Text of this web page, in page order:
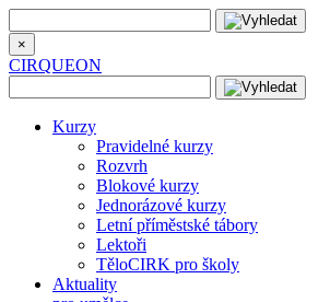
×
CIRQUEON
Kurzy
Pravidelné kurzy
Rozvrh
Blokové kurzy
Jednorázové kurzy
Letní příměstské tábory
Lektoři
TěloCIRK pro školy
Aktuality